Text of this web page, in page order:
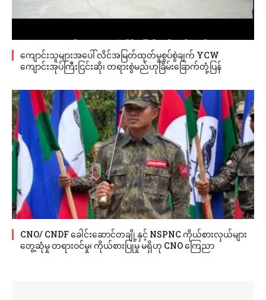
ကျောင်းသူများအပေါ် လိင်အမြတ်ထုတ်မှုစွပ်စွဲချက် YCW
ကျောင်းအုပ်ကြီးငြင်းဆို၊ တရားစွဲမည်ဟုခြိမ်းခြောက်တုံ့ပြန်
CNO/ CNDF ခေါင်းဆောင်တချို့နှင့် NSPNC ကိုယ်စားလှယ်များ
တွေ့ဆုံမှု တရားဝင်မှု၊ ကိုယ်စားပြုမှု မရှိဟု CNO ကြေညာ